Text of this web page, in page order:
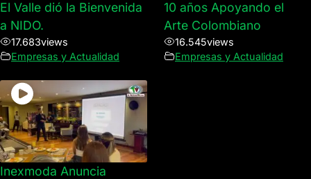
El Valle dió la Bienvenida
a NIDO.
17.683views
Empresas y Actualidad
10 años Apoyando el
Arte Colombiano
16.545views
Empresas y Actualidad
Inexmoda Anuncia